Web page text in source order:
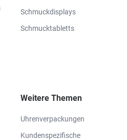
Schmuckdisplays
Schmucktabletts
Weitere Themen
Uhrenverpackungen
Kundenspezifische